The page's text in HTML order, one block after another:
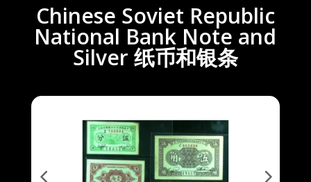
Chinese Soviet Republic
National Bank Note and
Silver 纸币和银条